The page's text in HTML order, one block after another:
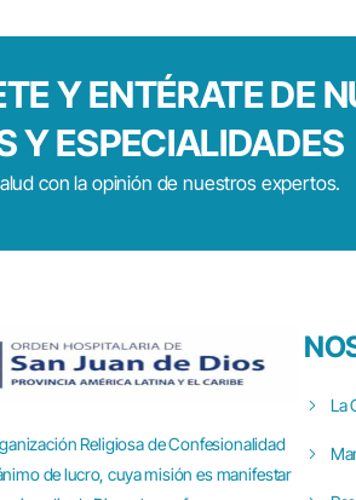
YENTÉRATEDE
YESPECIALIDADES
con la opinión de nuestros expertos.
Religiosa de Confesionalidad
de lucro, cuya misión es manifestar
La